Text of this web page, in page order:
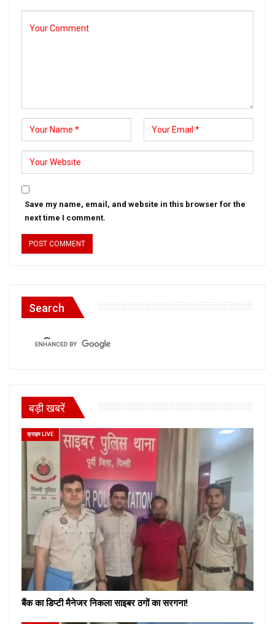
Save my name, email, and website in this browser for the
next time I comment.
Search
बड़ी खबरें
क्राइम LIVE
बैंक का डिप्टी मैनेजर निकला साइबर ठगों का सरगना!